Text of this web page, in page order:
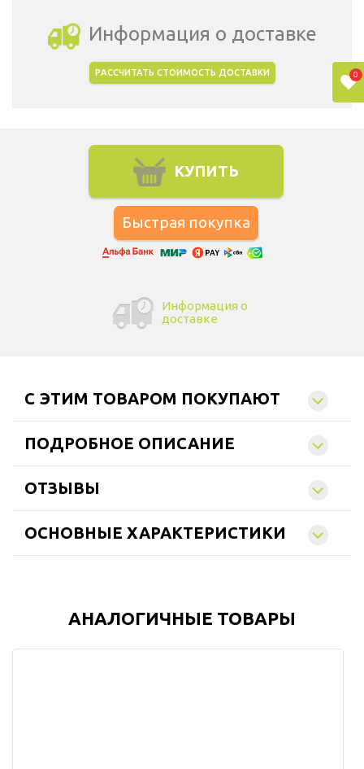
Информация о доставке
РАССЧИТАТЬ СТОИМОСТЬ ДОСТАВКИ
КУПИТЬ
Информация о
доставке
C ЭТИМ ТОВАРОМ ПОКУПАЮТ
ПОДРОБНОЕ ОПИСАНИЕ
ОТЗЫВЫ
ОСНОВНЫЕ ХАРАКТЕРИСТИКИ
АНАЛОГИЧНЫЕ ТОВАРЫ
0